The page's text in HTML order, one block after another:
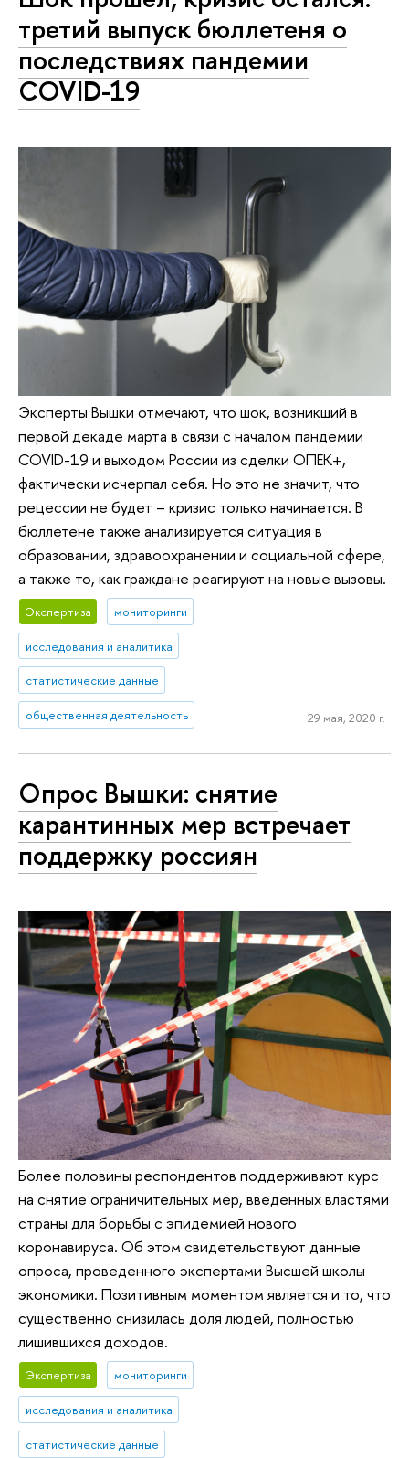
третий выпуск бюллетеня о
последствиях пандемии
COVID-19
Эксперты Вышки отмечают, что шок, возникший в
первой декаде марта в связи с началом пандемии
COVID-19 и выходом России из сделки ОПЕК+,
фактически исчерпал себя. Но это не значит, что
рецессии не будет – кризис только начинается. В
бюллетене также анализируется ситуация в
образовании, здравоохранении и социальной сфере,
а также то, как граждане реагируют на новые вызовы.
Экспертиза мониторинги
исследования и аналитика
статистические данные
общественная деятельность 29 мая, 2020 г.
Опрос Вышки: снятие
карантинных мер встречает
поддержку россиян
Более половины респондентов поддерживают курс
на снятие ограничительных мер, введенных властями
страны для борьбы с эпидемией нового
коронавируса. Об этом свидетельствуют данные
опроса, проведенного экспертами Высшей школы
экономики. Позитивным моментом является и то, что
существенно снизилась доля людей, полностью
лишившихся доходов.
Экспертиза мониторинги
исследования и аналитика
статистические данные